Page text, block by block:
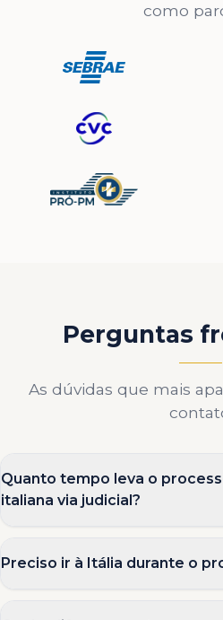
como
Perguntas
As dúvidas que mais
Quanto tempo leva o
italiana via judicial?
Preciso ir à Itália durante o